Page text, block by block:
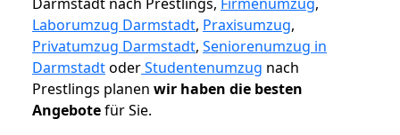
Laborumzug Darmstadt, Praxisumzug,
Privatumzug Darmstadt, Seniorenumzug in
DarmstadtoderStudentenumzug nach
Prestlings planen wir haben die besten
Angebotefür Sie.